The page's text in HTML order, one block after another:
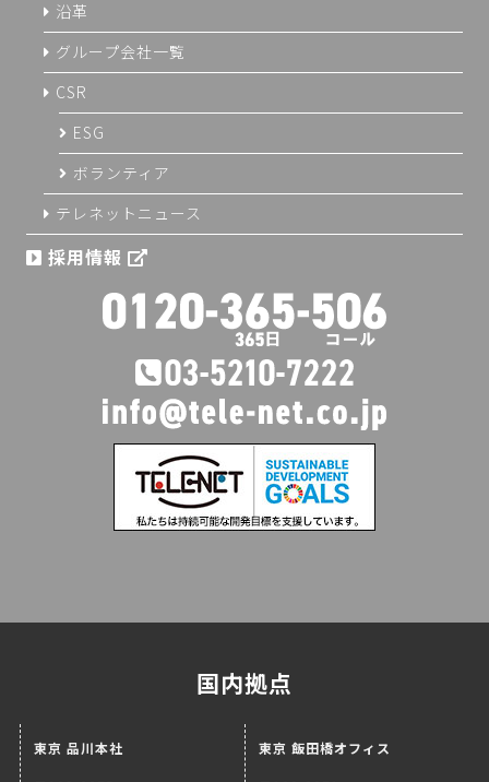
沿革
グループ会社一覧
CSR
ESG
ボランティア
テレネットニュース
採用情報
国内拠点
東京 品川本社 東京 飯田橋オフィス